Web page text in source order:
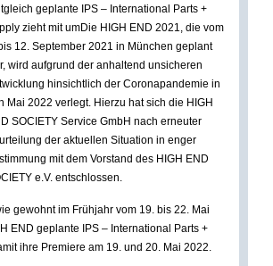
geplante IPS – International Parts +
zieht mit umDie HIGH END 2021, die vom
12. September 2021 in München geplant
wird aufgrund der anhaltend unsicheren
hinsichtlich der Coronapandemie in
Mai 2022 verlegt. Hierzu hat sich die HIGH
SOCIETY Service GmbH nach erneuter
der aktuellen Situation in enger
mit dem Vorstand des HIGH END
e.V. entschlossen.
gewohnt im Frühjahr vom 19. bis 22. Mai
END geplante IPS – International Parts +
ihre Premiere am 19. und 20. Mai 2022.